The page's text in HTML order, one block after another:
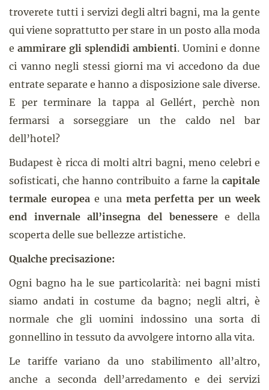
troverete tutti i servizi degli altri bagni, ma la gente
qui viene soprattutto per stare in un posto alla moda
e ammirare gli splendidi ambienti. Uomini e donne
ci vanno negli stessi giorni ma vi accedono da due
entrate separate e hanno a disposizione sale diverse.
E per terminare la tappa al Gellért, perchè non
fermarsi a sorseggiare un the caldo nel bar
dell’hotel?
Budapest è ricca di molti altri bagni, meno celebri e
sofisticati, che hanno contribuito a farne la capitale
termale europea e una meta perfetta per un week
end invernale all’insegna del benesseree della
scoperta delle sue bellezze artistiche.
Qualche precisazione:
Ogni bagno ha le sue particolarità: nei bagni misti
siamo andati in costume da bagno; negli altri, è
normale che gli uomini indossino una sorta di
gonnellino in tessuto da avvolgere intorno alla vita.
Le tariffe variano da uno stabilimento all’altro,
anche a seconda dell’arredamento e dei servizi